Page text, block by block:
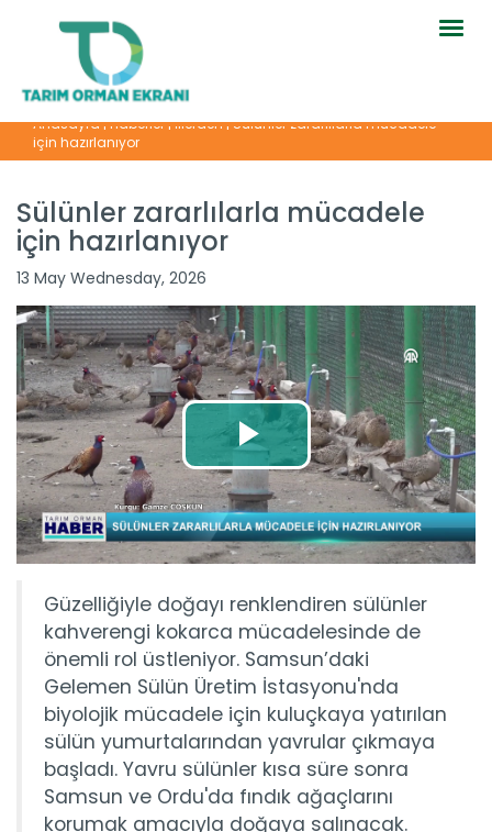
Anasayfa|Haberler|İllerden|Sülünler zararlılarla mücadele
için hazırlanıyor
Sülünler zararlılarla mücadele
için hazırlanıyor
13 May Wednesday, 2026
Güzelliğiyle doğayı renklendiren sülünler
kahverengi kokarca mücadelesinde de
önemli rol üstleniyor. Samsun’daki
Gelemen Sülün Üretim İstasyonu'nda
biyolojik mücadele için kuluçkaya yatırılan
sülün yumurtalarından yavrular çıkmaya
başladı. Yavru sülünler kısa süre sonra
Samsun ve Ordu'da fındık ağaçlarını
korumak amacıyla doğaya salınacak.